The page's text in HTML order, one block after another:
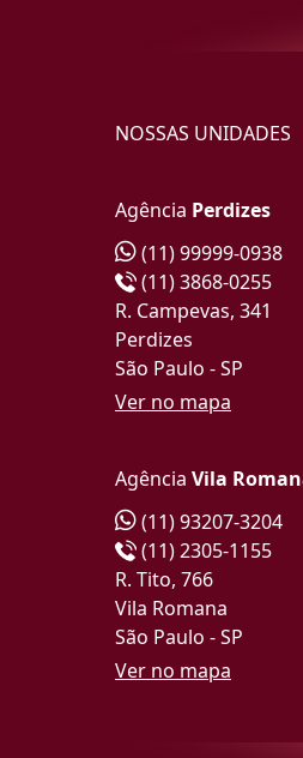
NOSSAS UNIDADES
Agência Perdizes
(11) 99999-0938
(11) 3868-0255
R. Campevas, 341
Perdizes
São Paulo - SP
Ver no mapa
Agência Vila
(11) 93207-3204
(11) 2305-1155
R. Tito, 766
Vila Romana
São Paulo - SP
Ver no mapa